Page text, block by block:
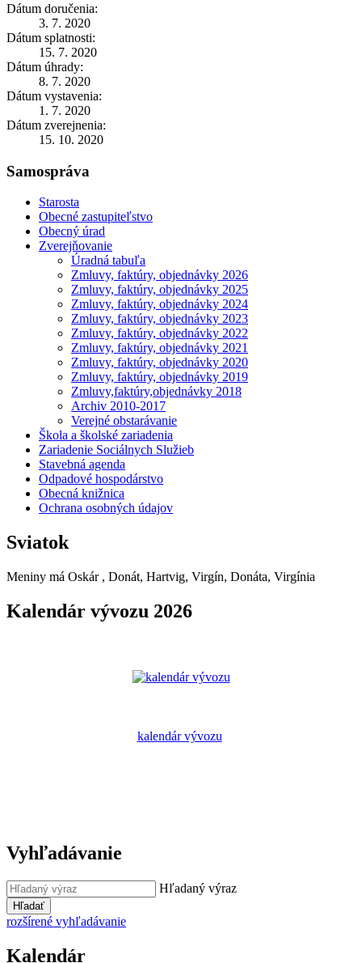
Dátum doručenia:
3. 7. 2020
Dátum splatnosti:
15. 7. 2020
Dátum úhrady:
8. 7. 2020
Dátum vystavenia:
1. 7. 2020
Dátum zverejnenia:
15. 10. 2020
Samospráva
Starosta
Obecné zastupiteľstvo
Obecný úrad
Zverejňovanie
Úradná tabuľa
Zmluvy, faktúry, objednávky 2026
Zmluvy, faktúry, objednávky 2025
Zmluvy, faktúry, objednávky 2024
Zmluvy, faktúry, objednávky 2023
Zmluvy, faktúry, objednávky 2022
Zmluvy, faktúry, objednávky 2021
Zmluvy, faktúry, objednávky 2020
Zmluvy, faktúry, objednávky 2019
Zmluvy,faktúry,objednávky 2018
Archiv 2010-2017
Verejné obstarávanie
Škola a školské zariadenia
Zariadenie Sociálnych Služieb
Stavebná agenda
Odpadové hospodárstvo
Obecná knižnica
Ochrana osobných údajov
Sviatok
Meniny má Oskár , Donát, Hartvig, Virgín, Donáta, Virgínia
Kalendár vývozu 2026
kalendár vývozu
Vyhľadávanie
Hľadaný výraz
Hľadať
rozšírené vyhľadávanie
Kalendár